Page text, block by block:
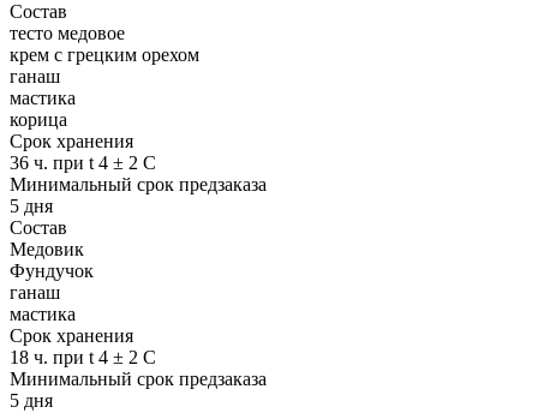
Состав
тесто медовое
крем с грецким орехом
ганаш
мастика
корица
Срок хранения
36 ч. при t 4 ± 2 C
Минимальный срок предзаказа
5 дня
Состав
Медовик
Фундучок
ганаш
мастика
Срок хранения
18 ч. при t 4 ± 2 C
Минимальный срок предзаказа
5 дня